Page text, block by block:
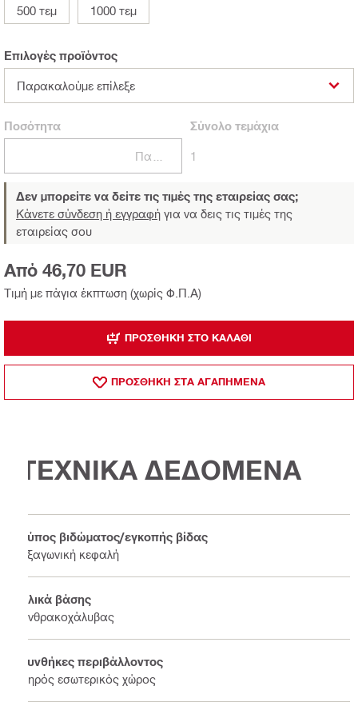
500 τεμ
1000 τεμ
Επιλογές προϊόντος
Παρακαλούμε επίλεξε
Ποσότητα Σύνολοτεμάχια
1
Δεν μπορείτε να δείτε τις τιμές της εταιρείας σας;
Κάνετε σύνδεση ή εγγραφή για να δεις τις τιμές της
εταιρείας σου
Τιμή με πάγια έκπτωση (χωρίς Φ.Π.Α)
Από 46,70 EUR
ΠΡΟΣΘΉΚΗ ΣΤΟ ΚΑΛΆΘΙ
ΠΡΟΣΘΗΚΗ ΣΤΑ ΑΓΑΠΗΜΕΝΑ
ΤΕΧΝΙΚΑ ΔΕΔΟΜΕΝΑ
Τύπος βιδώματος/εγκοπής βίδας
Εξαγωνική κεφαλή
Υλικά βάσης
Ανθρακοχάλυβας
Συνθήκες περιβάλλοντος
Ξηρός εσωτερικός χώρος